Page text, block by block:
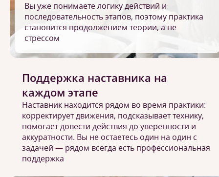
Вы уже понимаете логику действий и
последовательность этапов, поэтому практика
становится продолжением теории, а не
стрессом
Поддержка наставника на
каждом этапе
Наставник находится рядом во время практики:
корректирует движения, подсказывает технику,
помогает довести действия до уверенности и
аккуратности. Вы не остаетесь один на один с
задачей — рядом всегда есть профессиональная
поддержка